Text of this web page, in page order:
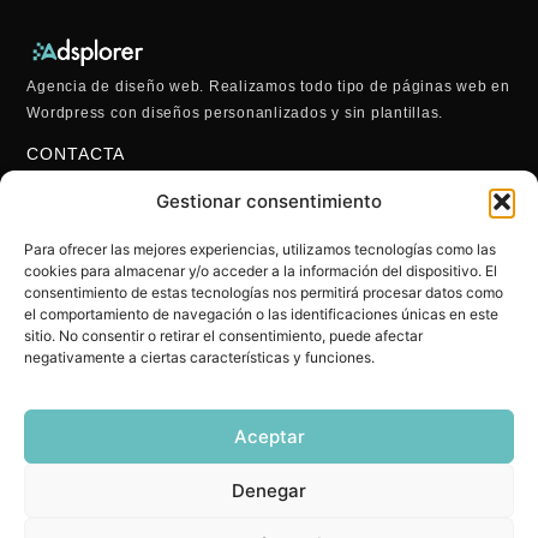
Gestionar consentimiento
Para ofrecer las mejores experiencias, utilizamos tecnologías como las
cookies para almacenar y/o acceder a la información del dispositivo. El
consentimiento de estas tecnologías nos permitirá procesar datos como
el comportamiento de navegación o las identificaciones únicas en este
sitio. No consentir o retirar el consentimiento, puede afectar
negativamente a ciertas características y funciones.
Aceptar
Denegar
Agencia de diseño web. Realizamos todo tipo de páginas web en
Wordpress con diseños personanlizados y sin plantillas.
CONTACTA
hola@adsplorer.com
ENLACES
Aviso Legal
Política De Cookies
Política De Privacidad